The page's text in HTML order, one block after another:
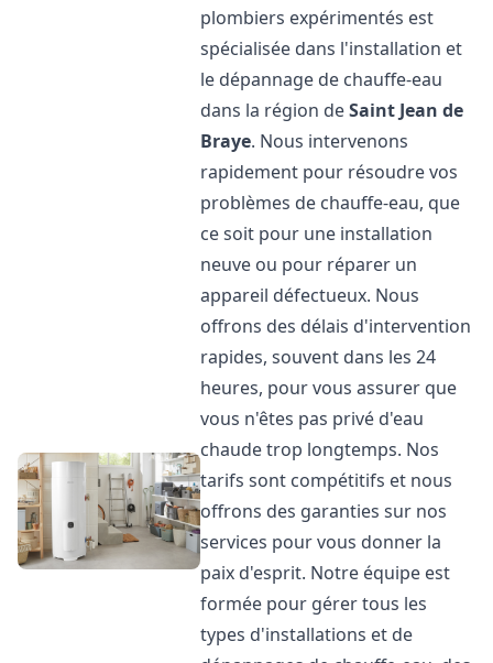
plombiers expérimentés est
spécialisée dans l'installation et
le dépannage de chauffe-eau
dans la région deSaint Jean de
Braye. Nous intervenons
rapidement pour résoudre vos
problèmes de chauffe-eau, que
ce soit pour une installation
neuve ou pour réparer un
appareil défectueux. Nous
offrons des délais d'intervention
rapides, souvent dans les 24
heures, pour vous assurer que
vous n'êtes pas privé d'eau
chaude trop longtemps. Nos
tarifs sont compétitifs et nous
offrons des garanties sur nos
services pour vous donner la
paix d'esprit. Notre équipe est
formée pour gérer tous les
types d'installations et de